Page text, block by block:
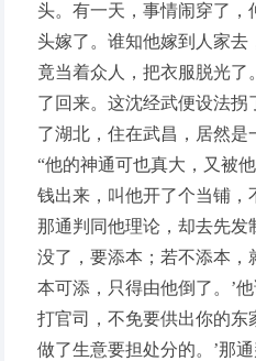
头。有一天，事情闹穿了，
头嫁了。谁知他嫁到人家
竟当着众人，把衣服脱光了
了回来。这沈经武便设法拐
了湖北，住在武昌，居然是
“他的神通可也真大，又被
钱出来，叫他开了个当铺，
那通判同他理论，却去先发
没了，要添本；若不添本，
本可添，只得由他倒了。’
打官司，不免要供出你的东
做了生意要担处分的。’那